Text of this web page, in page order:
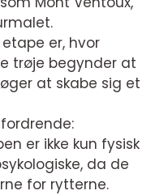
er, hvor
trøje begynder at
at skabe sig et
er ikke kun fysisk
da de
for rytterne.